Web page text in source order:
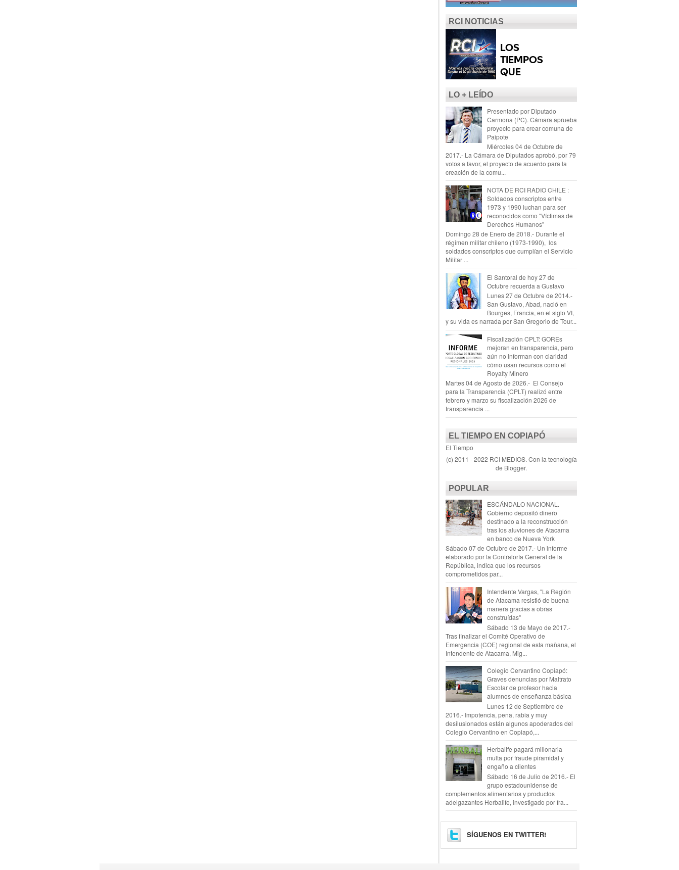
RCI NOTICIAS
LO + LEÍDO
Presentado por Diputado
Carmona (PC). Cámara aprueba
proyecto para crear comuna de
Paipote
Miércoles 04 de Octubre de
2017.- La Cámara de Diputados aprobó, por 79
votos a favor, el proyecto de acuerdo para la
creación de la comu...
NOTA DE RCI RADIO CHILE :
Soldados conscriptos entre
1973 y 1990 luchan para ser
reconocidos como "Víctimas de
Derechos Humanos"
Domingo 28 de Enero de 2018.- Durante el
régimen militar chileno (1973-1990), los
soldados conscriptos que cumplían el Servicio
Militar ...
El Santoral de hoy 27 de
Octubre recuerda a Gustavo
Lunes 27 de Octubre de 2014.-
San Gustavo, Abad, nació en
Bourges, Francia, en el siglo VI,
y su vida es narrada por San Gregorio de Tour...
Fiscalización CPLT: GOREs
mejoran en transparencia, pero
aún no informan con claridad
cómo usan recursos como el
Royalty Minero
Martes 04 de Agosto de 2026.- El Consejo
para la Transparencia (CPLT) realizó entre
febrero y marzo su fiscalización 2026 de
transparencia ...
EL TIEMPO EN COPIAPÓ
El Tiempo
(c) 2011 - 2022 RCI MEDIOS. Con la tecnología
de Blogger.
POPULAR
ESCÁNDALO NACIONAL.
Gobierno depositó dinero
destinado a la reconstrucción
tras los aluviones de Atacama
en banco de Nueva York
Sábado 07 de Octubre de 2017.- Un informe
elaborado por la Contraloría General de la
República, indica que los recursos
comprometidos par...
Intendente Vargas, "La Región
de Atacama resistió de buena
manera gracias a obras
construídas"
Sábado 13 de Mayo de 2017.-
Tras finalizar el Comité Operativo de
Emergencia (COE) regional de esta mañana, el
Intendente de Atacama, Mig...
Colegio Cervantino Copiapó:
Graves denuncias por Maltrato
Escolar de profesor hacia
alumnos de enseñanza básica
Lunes 12 de Septiembre de
2016.- Impotencia, pena, rabia y muy
desilusionados están algunos apoderados del
Colegio Cervantino en Copiapó,...
Herbalife pagará millonaria
multa por fraude piramidal y
engaño a clientes
Sábado 16 de Julio de 2016.- El
grupo estadounidense de
complementos alimentarios y productos
adelgazantes Herbalife, investigado por fra...
SÍGUENOS EN TWITTER!